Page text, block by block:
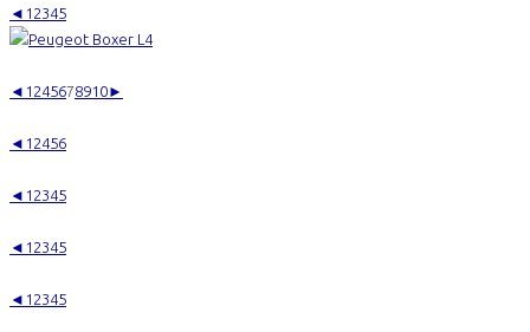
◄ 1 2345
◄ 1 245678910►
◄ 1 2456
◄ 1 2345
◄ 1 2345
◄ 1 2345